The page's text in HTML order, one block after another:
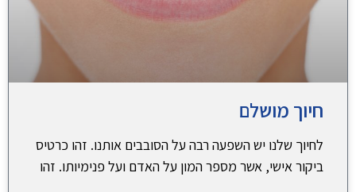
חיוך מושלם
לחיוך שלנו יש השפעה רבה על הסובבים אותנו. זהו כרטיס
ביקור אישי, אשר מספר המון על האדם ועל פנימיותו. זהו